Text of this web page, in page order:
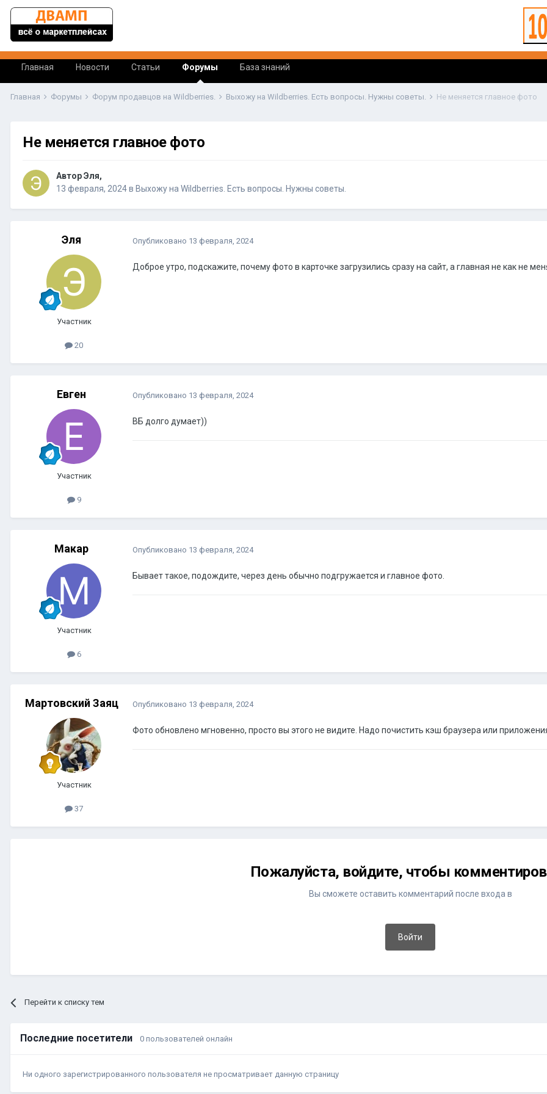
Главная Новости Статьи Форумы База знаний
Главная Форумы Форум продавцов на Wildberries. Выхожу на Wildberries. Есть вопросы. Нужны советы. Не меняется главное фото
Не меняется главное фото
Автор Эля,
13 февраля, 2024в Выхожу на Wildberries. Есть вопросы. Нужны советы.
Эля
Участник
20
Опубликовано 13 февраля, 2024
Доброе утро, подскажите, почему фото в карточке загрузились сразу на сайт, а главная не как не
Евген
Участник
9
Опубликовано 13 февраля, 2024
ВБ долго думает))
Макар
Участник
6
Опубликовано 13 февраля, 2024
Бывает такое, подождите, через день обычно подгружается и главное фото.
Мартовский Заяц
Участник
37
Опубликовано 13 февраля, 2024
Фото обновлено мгновенно, просто вы этого не видите. Надо почистить кэш браузера или
Пожалуйста, войдите, чтобы
Вы сможете оставить комментарий после входа в
Войти
Перейти к списку тем
Последние посетители 0 пользователей онлайн
Ни одного зарегистрированного пользователя не просматривает данную страницу